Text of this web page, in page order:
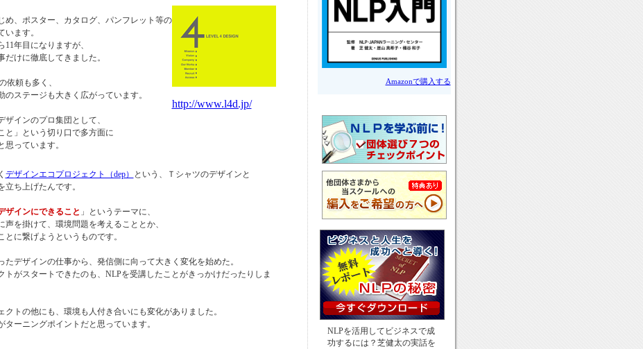
め、ポスター、カタログ、パンフレット等の
ます。
年目になりますが、
けに徹底してきました。
依頼も多く、
のステージも大きく広がっています。
ザインのプロ集団として、
と」という切り口で多方面に
っています。
http://www.l4d.jp/
デザインエコプロジェクト（dep）
という、Ｔシャツのデザインと
ち上げたんです。
ザインにできること 」というテーマに、
声を掛けて、環境問題を考えることとか、
とに繋げようというものです。
たデザインの仕事から、発信側に向って大きく変化を始めた。
トがスタートできたのも、NLPを受講したことがきっかけだったりしま
クトの他にも、環境も人付き合いにも変化がありました。
ターニングポイントだと思っています。
Amazonで購入する
NLPを活用してビジネスで成
功するには？芝健太の実話を